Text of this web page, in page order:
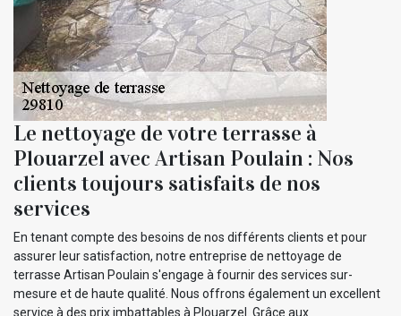
Le nettoyage de votre terrasse à
Plouarzel avec Artisan Poulain : Nos
clients toujours satisfaits de nos
services
En tenant compte des besoins de nos différents clients et pour
assurer leur satisfaction, notre entreprise de nettoyage de
terrasse Artisan Poulain s'engage à fournir des services sur-
mesure et de haute qualité. Nous offrons également un excellent
service à des prix imbattables à Plouarzel. Grâce aux